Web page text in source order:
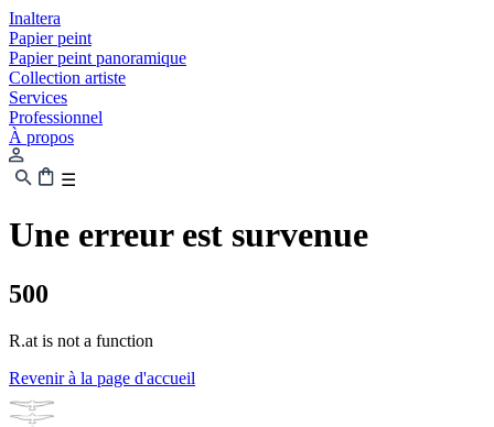
Inaltera
Papier peint
Papier peint panoramique
Collection artiste
Services
Professionnel
À propos
☰
Une erreur est survenue
500
R.at is not a function
Revenir à la page d'accueil